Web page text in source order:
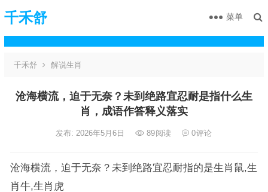
千禾舒 菜单
千禾舒 解说生肖
沧海横流，迫于无奈？未到绝路宜忍耐是指什么生
肖，成语作答释义落实
发布: 2026年5月6日 89阅读 0评论
沧海横流，迫于无奈？未到绝路宜忍耐指的是生肖鼠,生
肖牛,生肖虎